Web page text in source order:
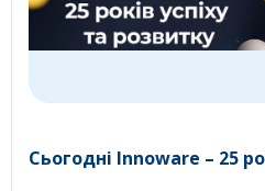
Сьогодні Innoware – 25